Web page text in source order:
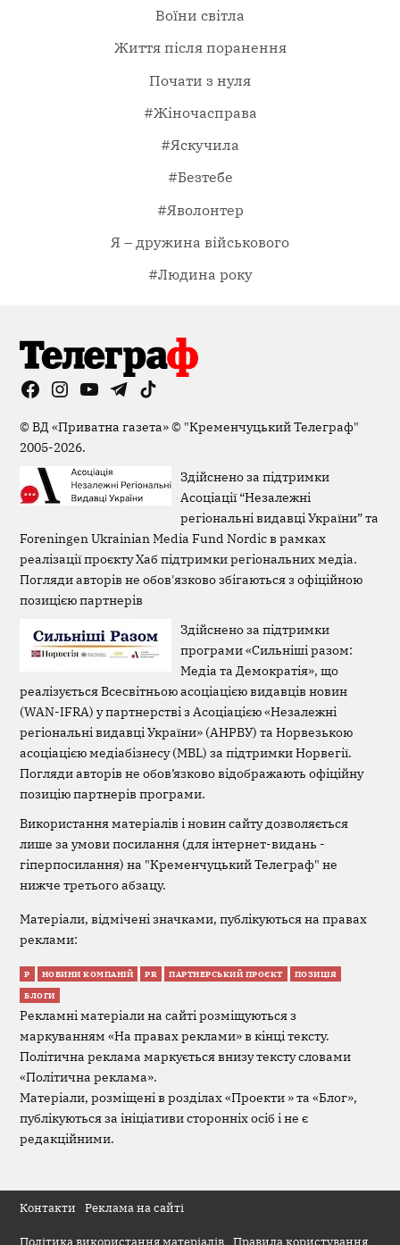
Воїни світла
Життя після поранення
Почати з нуля
#Жіночасправа
#Яскучила
#Безтебе
#Яволонтер
Я – дружина військового
#Людина року
FacebookInstagram
YouTubeTelegramTikTok
©ВД «Приватна газета»© "Кременчуцький Телеграф"
2005-2026.
Здійснено за підтримки
Асоціації “Незалежні
регіональні видавці України” та
Foreningen Ukrainian Media Fund Nordic в рамках
реалізації проєкту Хаб підтримки регіональних медіа.
Погляди авторів не обов'язково збігаються з офіційною
позицією партнерів
Здійснено за підтримки
програми «Сильніші разом:
Медіа та Демократія», що
реалізується Всесвітньою асоціацією видавців новин
(WAN-IFRA) у партнерстві з Асоціацією «Незалежні
регіональні видавці України» (АНРВУ) та Норвезькою
асоціацією медіабізнесу (MBL) за підтримки Норвегії.
Погляди авторів не обов’язково відображають офіційну
позицію партнерів програми.
Використання матеріалів і новин сайту дозволяється
лише за умови посилання (для інтернет-видань -
гіперпосилання) на "Кременчуцький Телеграф" не
нижче третього абзацу.
Матеріали, відмічені значками, публікуються на правах
реклами:
Р НОВИНИ КОМПАНІЙ PR ПАРТНЕРСЬКИЙ ПРОЄКТ ПОЗИЦІЯ
БЛОГИ
Рекламні матеріали на сайті розміщуються з
маркуванням «На правах реклами» в кінці тексту.
Політична реклама маркується внизу тексту словами
«Політична реклама».
Матеріали, розміщені в розділах «Проекти » та «Блог»,
публікуються за ініціативи сторонніх осіб і не є
редакційними.
Контакти Реклама на сайті
Політика використання матеріалів Правила користування